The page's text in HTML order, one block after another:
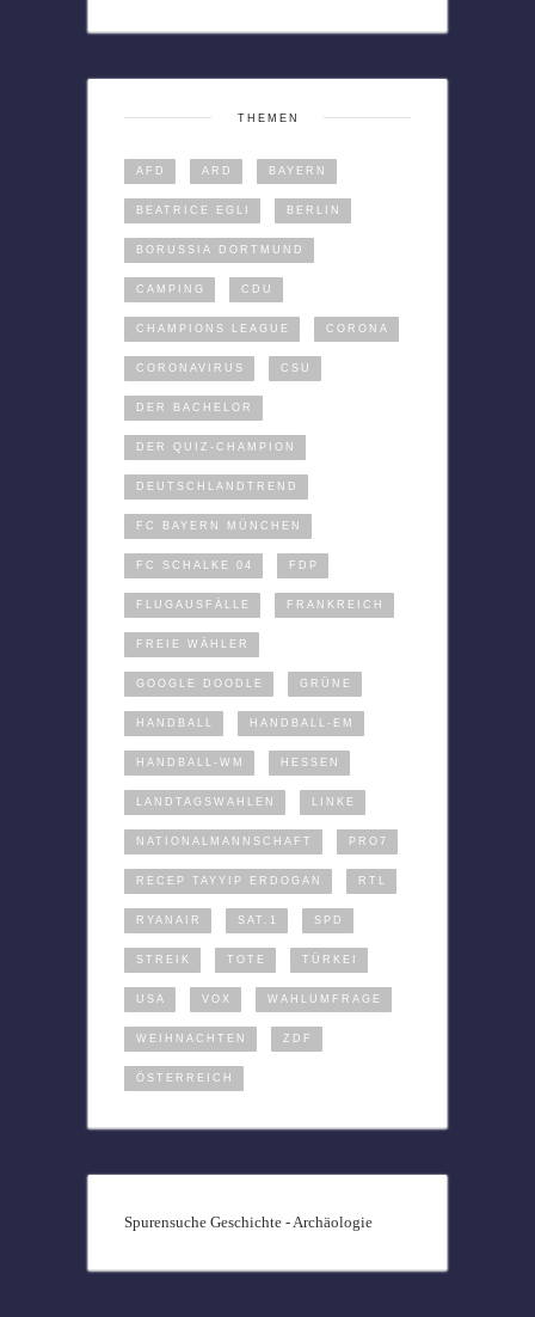
THEMEN
AFD ARD BAYERN
BEATRICE EGLI BERLIN
BORUSSIA DORTMUND
CAMPING CDU
CHAMPIONS LEAGUE CORONA
CORONAVIRUS CSU
DER BACHELOR
DER QUIZ-CHAMPION
DEUTSCHLANDTREND
FC BAYERN MÜNCHEN
FC SCHALKE 04 FDP
FLUGAUSFÄLLE FRANKREICH
FREIE WÄHLER
GOOGLE DOODLE GRÜNE
HANDBALL HANDBALL-EM
HANDBALL-WM HESSEN
LANDTAGSWAHLEN LINKE
NATIONALMANNSCHAFT PRO7
RECEP TAYYIP ERDOGAN RTL
RYANAIR SAT.1 SPD
STREIK TOTE TÜRKEI
USA VOX WAHLUMFRAGE
WEIHNACHTEN ZDF
ÖSTERREICH
Spurensuche Geschichte - Archäologie